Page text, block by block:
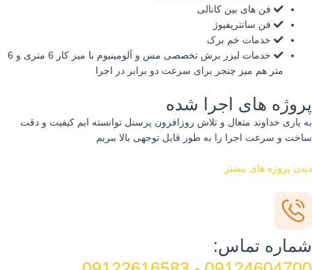
فن های بین کانالی
فن سانتریفیوژ
خدمات خم برک
خدمات لیزر برش تخصصی مس و آلومینیوم با میز کار 6 متری و 6
متر هم میز چنجر برای سرعت دو برابر در اجرا
های اجرا شده
یاری خداوند متعال و تلاش روزافزون پرسنل توانسته ایم کیفیت و دقت
و سرعت اجرا را به طور قابل توجهی بالا ببریم
پروژه های بیشتر
تماس: